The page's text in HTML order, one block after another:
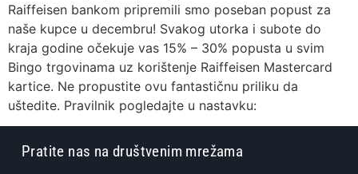
Raiffeisen bankom pripremili smo poseban popust za
naše kupce u decembru! Svakog utorka i subote do
kraja godine očekuje vas 15% – 30% popusta u svim
Bingo trgovinama uz korištenje Raiffeisen Mastercard
kartice. Ne propustite ovu fantastičnu priliku da
uštedite. Pravilnik pogledajte u nastavku:
Pratite nas na društvenim mrežama